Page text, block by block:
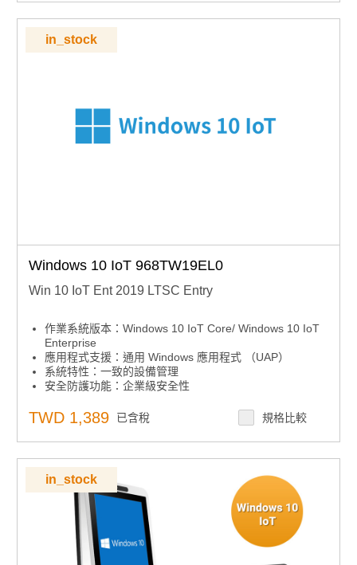
in_stock
Windows 10 IoT 968TW19EL0
Win 10 IoT Ent 2019 LTSC Entry
作業系統版本：Windows 10 IoT Core/ Windows 10 IoT
Enterprise
應用程式支援：通用 Windows 應用程式 （UAP）
系統特性：一致的設備管理
安全防護功能：企業級安全性
系統特性：跨設備的互操作性
系統特性：微軟 Azure IoT Services
TWD 1,389 已含稅 規格比較
in_stock